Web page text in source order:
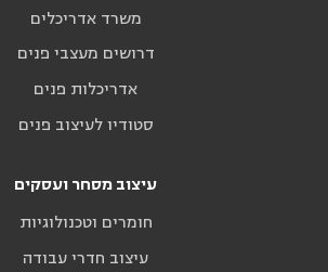
משרד אדריכלים
דרושים מעצבי פנים
אדריכלות פנים
סטודיו לעיצוב פנים
עיצוב מסחר ועסקים
חומרים וטכנולוגיות
עיצוב חדרי עבודה